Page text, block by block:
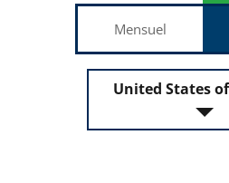
Mensuel
United States